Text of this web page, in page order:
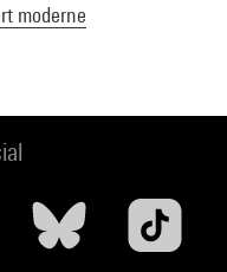
moderne